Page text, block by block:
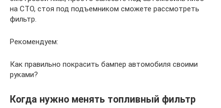
на СТО, стоя под подъемником сможете рассмотреть
фильтр.
Рекомендуем:
Как правильно покрасить бампер автомобиля своими
руками?
Когда нужно менять топливный фильтр